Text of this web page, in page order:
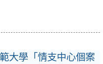
大學「情支中心個案